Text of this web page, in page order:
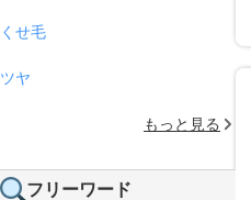
くせ毛
ツヤ
もっと見る
フリーワード